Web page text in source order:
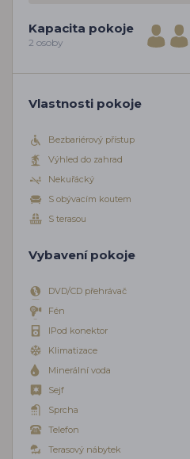
Kapacita pokoje
2 osoby
Vlastnosti pokoje
Bezbariérový přístup
Výhled do zahrad
Nekuřácký
S obývacím koutem
S terasou
Vybavení pokoje
DVD/CD přehrávač
Fén
IPod konektor
Klimatizace
Minerální voda
Sejf
Sprcha
Telefon
Terasový nábytek